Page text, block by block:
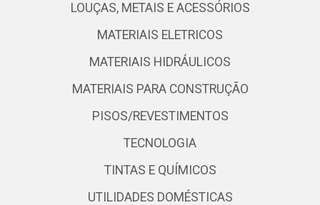
LOUÇAS, METAIS E ACESSÓRIOS
MATERIAIS ELETRICOS
MATERIAIS HIDRÁULICOS
MATERIAIS PARA CONSTRUÇÃO
PISOS/REVESTIMENTOS
TECNOLOGIA
TINTAS E QUÍMICOS
UTILIDADES DOMÉSTICAS